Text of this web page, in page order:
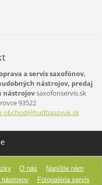
a servis saxofónov,
nástrojov, predaj
nástrojovsaxofonservis.sk
93522
obchod@hudbaazvuk.sk
O nás
Napíšte nám
Fotogaléria servis